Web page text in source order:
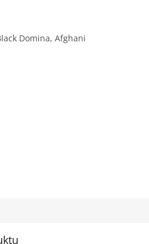
Domina, Afghani